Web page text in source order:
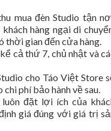
mua đèn Studio tận
hàng ngại di
thời gian đến cửa hàng.
cả thứ 7, chủ nhật và
cho Táo Việt Store
phí bảo hành về sau.
luôn đặt lợi ích của
giá đúng với giá trị